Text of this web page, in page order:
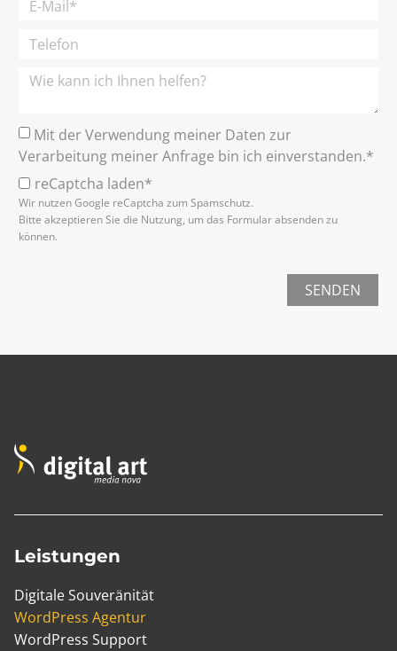
Mit der Verwendung meiner Daten zur
Verarbeitung meiner Anfrage bin ich einverstanden.*
reCaptcha laden*
Wir nutzen Google reCaptcha zum Spamschutz.
Bitte akzeptieren Sie die Nutzung, um das Formular absenden zu
können.
SENDEN
Leistungen
Digitale Souveränität
WordPress Agentur
WordPress Support